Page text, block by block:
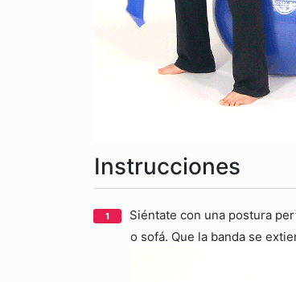
Instrucciones
Siéntate con una postura
o sofá. Que la banda se